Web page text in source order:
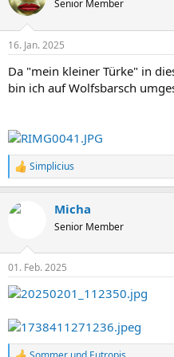
i
e
:
Senior Member
16. Jan. 2025
Da "mein kleiner Türke" in
bin ich auf Wolfsbarsch
R
e
k
e
n
:
Simplicius
Micha
Senior Member
01. Feb. 2025